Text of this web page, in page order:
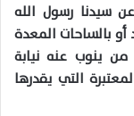
سيدنا رسول الله
بالساحات المعدة
ينوب عنه نيابة
التي يقدرها